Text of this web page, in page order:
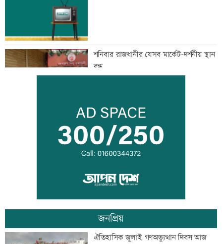
শনিবার রাজধানীর যেসব মার্কেট-দর্শনীয় স্থান
বন্ধ
শাহজালাল বিমানবন্দরে আগুন, সাময়িক বন্ধ
যাত্রীসেবা
গ্রিস উপকূলে দুই শতাধিক অভিবাসী উদ্ধার,
অধিকাংশ বাংলাদেশি
অস্থির বাজারে আজ স্বর্ণের ভরি কত
জনপ্রিয়
ঐতিহাসিক জুলাই গণঅভ্যুত্থান দিবস আজ